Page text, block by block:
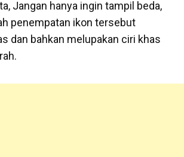
Jangan hanya ingin tampil beda,
penempatan ikon tersebut
dan bahkan melupakan ciri khas